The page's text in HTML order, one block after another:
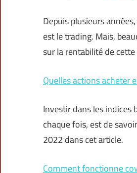
Depuis plusieurs
est le trading. Mais,
sur la rentabilité de
Quelles actions acheter
Investir dans les indices
chaque fois, est de
2022 dans cet article.
Comment fonctionne